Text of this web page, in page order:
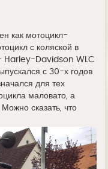
как мотоцикл-
с коляской в
Harley-Davidson WLC
с 30-х годов
для тех
маловато, а
сказать, что